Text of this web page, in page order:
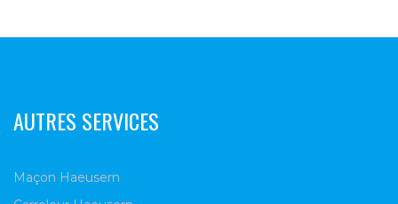
AUTRES SERVICES
Maçon Haeusern